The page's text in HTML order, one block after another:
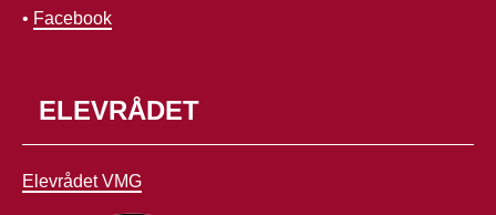
• FacebookLänk till annan webbplats, öppnas i nytt fönster.
ELEVRÅDET
Elevrådet VMG